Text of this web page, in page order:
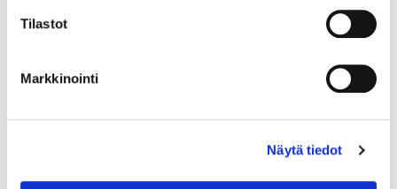
Tilastot
Markkinointi
Näytä tiedot